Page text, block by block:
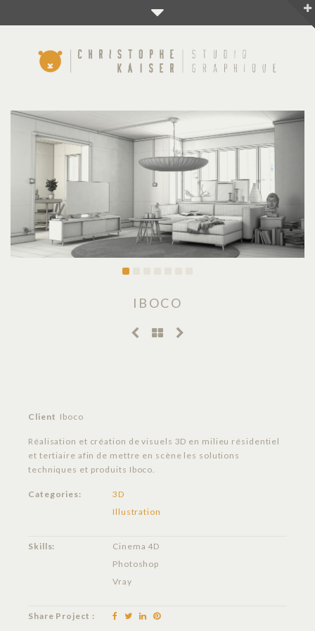
IBOCO
Client Iboco
Réalisation et création de visuels 3D en milieu résidentiel
et tertiaire afin de mettre en scène les solutions
techniques et produits Iboco.
Categories:
3D
Illustration
Skills:
Cinema 4D
Photoshop
Vray
Share Project :